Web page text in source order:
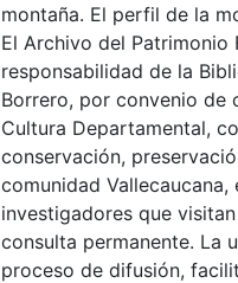
montaña. El perfil de la
El Archivo del
responsabilidad de la
Borrero, por convenio de
Cultura Departamental,
conservación,
comunidad
investigadores que
consulta permanente. La
proceso de difusión,